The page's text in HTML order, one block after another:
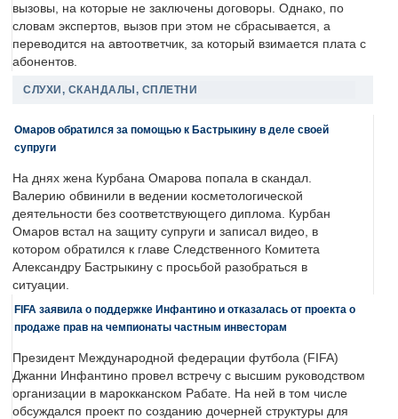
вызовы, на которые не заключены договоры. Однако, по
словам экспертов, вызов при этом не сбрасывается, а
переводится на автоответчик, за который взимается плата с
абонентов.
СЛУХИ, СКАНДАЛЫ, СПЛЕТНИ
Омаров обратился за помощью к Бастрыкину в деле своей
супруги
На днях жена Курбана Омарова попала в скандал.
Валерию обвинили в ведении косметологической
деятельности без соответствующего диплома. Курбан
Омаров встал на защиту супруги и записал видео, в
котором обратился к главе Следственного Комитета
Александру Бастрыкину с просьбой разобраться в
ситуации.
FIFA заявила о поддержке Инфантино и отказалась от проекта о
продаже прав на чемпионаты частным инвесторам
Президент Международной федерации футбола (FIFA)
Джанни Инфантино провел встречу с высшим руководством
организации в марокканском Рабате. На ней в том числе
обсуждался проект по созданию дочерней структуры для